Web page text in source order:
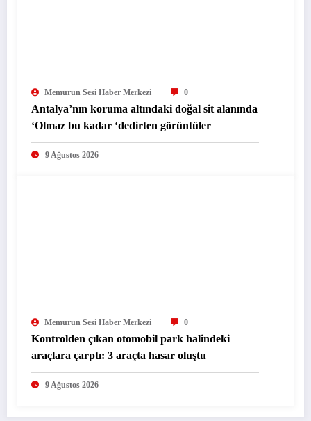
Memurun Sesi Haber Merkezi 0
Antalya’nın koruma altındaki doğal sit alanında
‘Olmaz bu kadar ‘dedirten görüntüler
9 Ağustos 2026
Memurun Sesi Haber Merkezi 0
Kontrolden çıkan otomobil park halindeki
araçlara çarptı: 3 araçta hasar oluştu
9 Ağustos 2026